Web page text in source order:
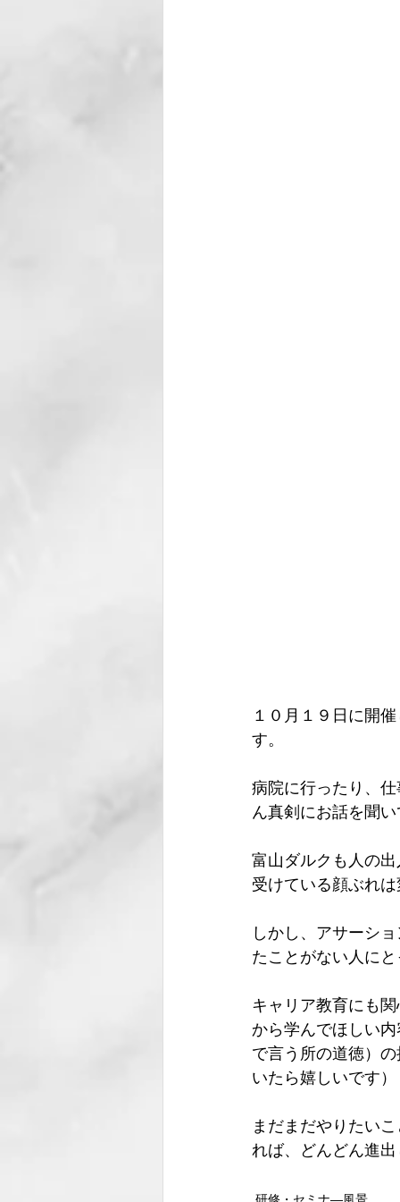
１０月１９日に開
す。
病院に行ったり、
ん真剣にお話を聞
富山ダルクも人の
受けている顔ぶれ
しかし、アサーシ
たことがない人に
キャリア教育にも
から学んでほしい
で言う所の道徳）
いたら嬉しいです）
まだまだやりたい
れば、どんどん進